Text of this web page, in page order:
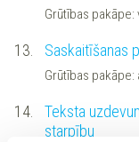
Grūtības pakāpe:
13. Saskaitīšanas
Grūtības pakāpe:
14.
Teksta
starpību